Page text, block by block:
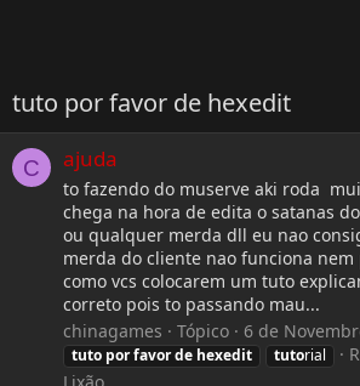
tuto por favor de hexedit
C ajuda
to fazendo do muserve aki roda
chega na hora de edita o satanas
ou qualquer merda dll eu nao
merda do cliente nao funciona nem
como vcs colocarem um tuto
correto pois to passando mau...
chinagames
Tópico 6 de
tuto porfavorde hexedit tutorial